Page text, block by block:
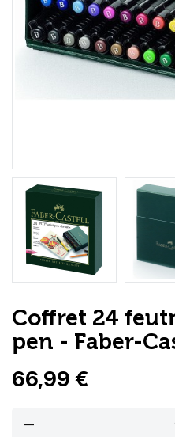
Loisirs Créatifs
Coffrets & cadeaux
Coffret 24
pen - Faber-
66,99 €
remove